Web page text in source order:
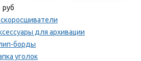
руб
для архивации
борды
уголок